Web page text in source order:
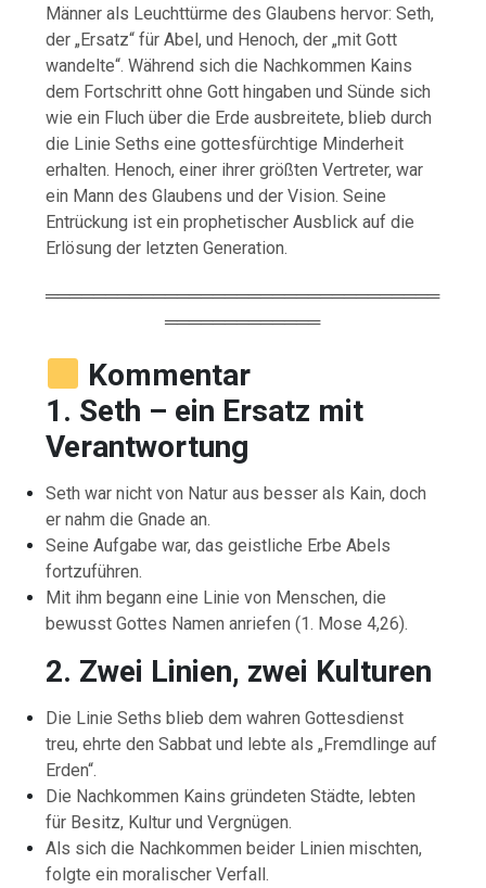
Männer als Leuchttürme des Glaubens hervor: Seth,
der „Ersatz“ für Abel, und Henoch, der „mit Gott
wandelte“. Während sich die Nachkommen Kains
dem Fortschritt ohne Gott hingaben und Sünde sich
wie ein Fluch über die Erde ausbreitete, blieb durch
die Linie Seths eine gottesfürchtige Minderheit
erhalten. Henoch, einer ihrer größten Vertreter, war
ein Mann des Glaubens und der Vision. Seine
Entrückung ist ein prophetischer Ausblick auf die
Erlösung der letzten Generation.
═════════════════════════════════
═════════════
Kommentar
1. Seth – ein Ersatz mit
Verantwortung
Seth war nicht von Natur aus besser als Kain, doch
er nahm die Gnade an.
Seine Aufgabe war, das geistliche Erbe Abels
fortzuführen.
Mit ihm begann eine Linie von Menschen, die
bewusst Gottes Namen anriefen (1. Mose 4,26).
2. Zwei Linien, zwei Kulturen
Die Linie Seths blieb dem wahren Gottesdienst
treu, ehrte den Sabbat und lebte als „Fremdlinge auf
Erden“.
Die Nachkommen Kains gründeten Städte, lebten
für Besitz, Kultur und Vergnügen.
Als sich die Nachkommen beider Linien mischten,
folgte ein moralischer Verfall.